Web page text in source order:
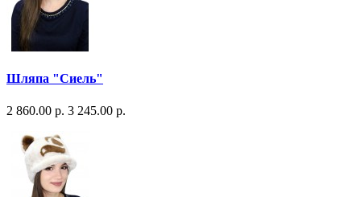
Шляпа "Сиель"
2 860.00 р. 3 245.00 р.